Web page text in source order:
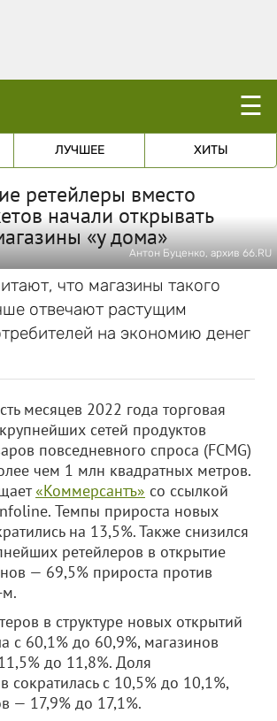
☰
ЛУЧШЕЕ ХИТЫ
ретейлеры вместо
начали открывать
«у дома»
Антон Буценко, архив 66.RU
что магазины такого
отвечают растущим
на экономию денег
месяцев 2022 года торговая
сетей продуктов
повседневного спроса (FCMG)
чем 1 млн квадратных метров.
«Коммерсантъ» со ссылкой
Темпы прироста новых
на 13,5%. Также снизился
ретейлеров в открытие
— 69,5% прироста против
в структуре новых открытий
с 60,1% до 60,9%, магазинов
до 11,8%. Доля
сократилась с 10,5% до 10,1%,
— 17,9% до 17,1%.